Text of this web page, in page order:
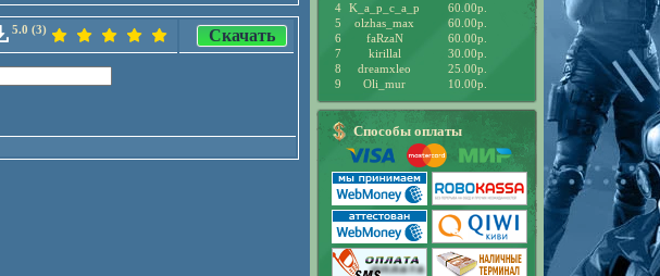
5.0 (3) Скачать
4 K_a_p_c_a_p
60.00р.
5
olzhas_max
60.00р.
6
faRzaN
60.00р.
7
kirillal
30.00р.
8
dreamxleo
25.00р.
9
Oli_mur 10.00р.
Способы оплаты